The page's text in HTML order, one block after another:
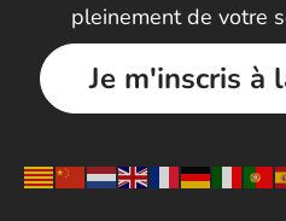
pleinement de votre
Je m'inscris à